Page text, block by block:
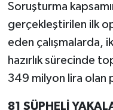
Soruşturma
gerçekleştirilen ilk
eden çalışmalarda,
hazırlık sürecinde
349 milyon lira olan
81 ŞÜPHELİ